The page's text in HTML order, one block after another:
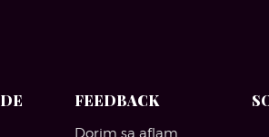
FEEDBACK
Dorim sa aflam